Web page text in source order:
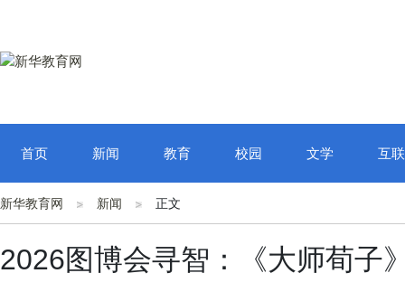
首页 新闻 教育 校园 文学 互
新华教育网 新闻 正文
2026图博会寻智：《大师荀子